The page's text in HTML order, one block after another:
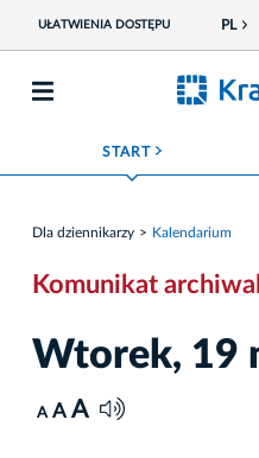
UŁATWIENIA DOSTĘPU PL
START ROZWIŃ MENU
Dla dziennikarzy Kalendarium
Komunikat
Wtorek, 19
A A A